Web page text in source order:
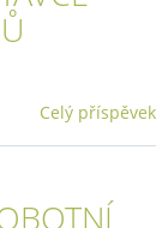
Celý příspěvek